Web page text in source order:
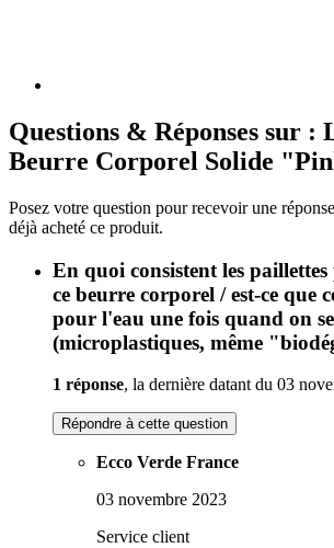
Questions & Réponses sur :
Beurre Corporel Solide
Posez votre question pour recevoir une
déjà acheté ce produit.
En quoi consistent les paillettes
ce beurre corporel / est-ce que
pour l'eau une fois quand on
(microplastiques, même
1 réponse, la dernière datant du 03
Répondre à cette question
Ecco Verde France
03 novembre 2023
Service client